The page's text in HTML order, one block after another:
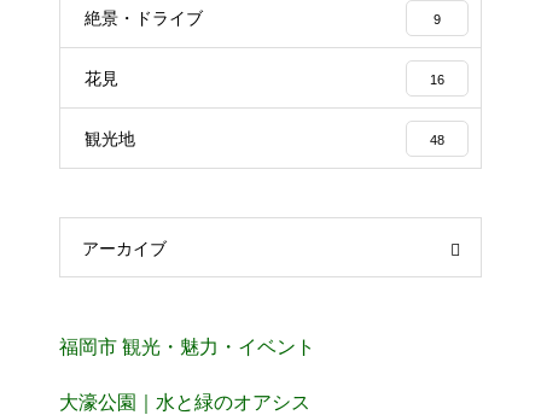
絶景・ドライブ 9
花見 16
観光地 48
アーカイブ
福岡市 観光・魅力・イベント
大濠公園｜水と緑のオアシス